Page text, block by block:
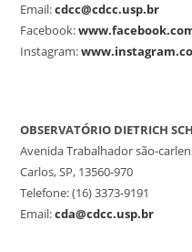
Email:cdcc@cdcc.usp.br
Facebook:
Instagram:
OBSERVATÓRIO DIETRICH
Avenida Trabalhador são-
Carlos, SP, 13560-970
Telefone: (16) 3373-9191
Email:cda@cdcc.usp.br